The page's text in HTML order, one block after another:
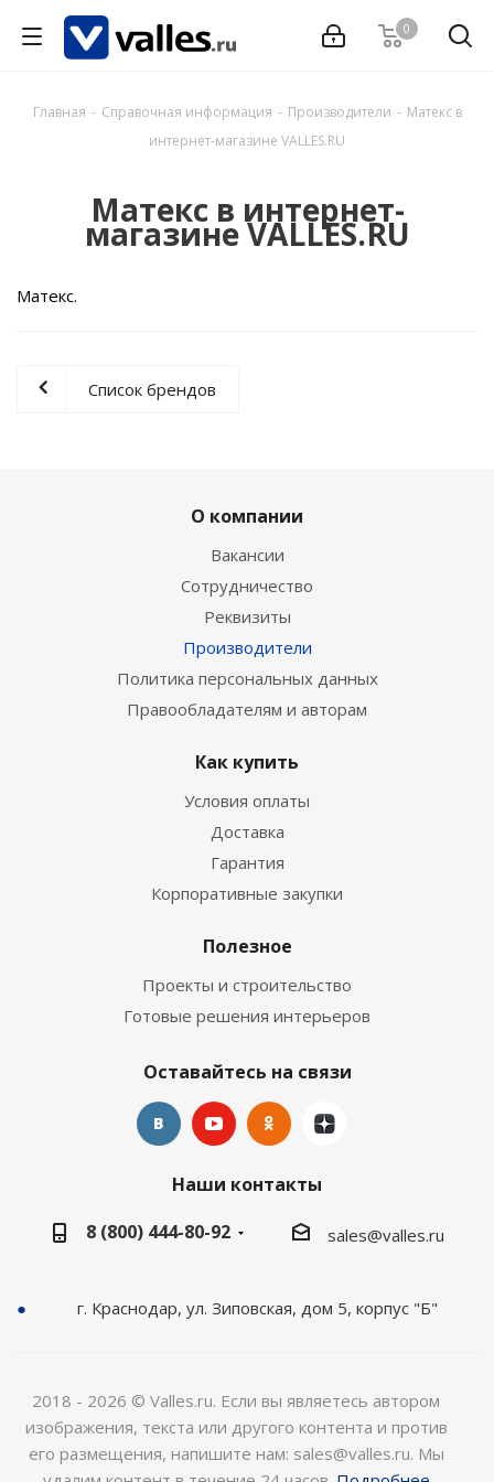
0
Главная - Справочная информация - Производители - Матекс в
интернет-магазине VALLES.RU
Матекс в интернет-
магазине VALLES.RU
Матекс.
Список брендов
О компании
Вакансии
Сотрудничество
Реквизиты
Производители
Политика персональных данных
Правообладателям и авторам
Как купить
Условия оплаты
Доставка
Гарантия
Корпоративные закупки
Полезное
Проекты и строительство
Готовые решения интерьеров
Оставайтесь на связи
Наши контакты
8 (800) 444-80-92
sales@valles.ru
г. Краснодар, ул. Зиповская, дом 5, корпус "Б"
2018 - 2026 © Valles.ru. Если вы являетесь автором
изображения, текста или другого контента и против
его размещения, напишите нам: sales@valles.ru. Мы